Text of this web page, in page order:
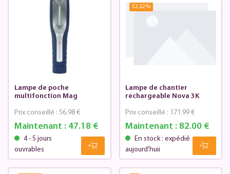
Lampe de poche
multifonction Mag
Maintenant :47.18 €
Prix conseillé : 56.98 €
4 - 5 jours
ouvrables
52.32%
Lampe de chantier
rechargeable Nova 3K
Maintenant : 82.00 €
Prix conseillé : 171.99 €
En stock : expédié
aujourd'huii